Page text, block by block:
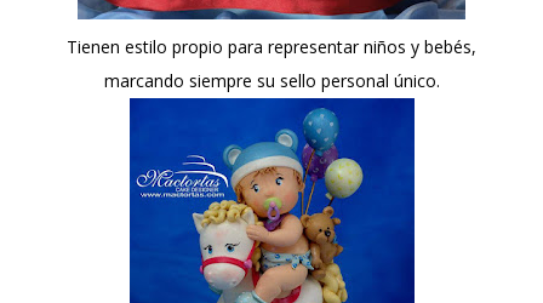
Tienen estilo propio para representar niños y bebés,
marcando siempre su sello personal único.